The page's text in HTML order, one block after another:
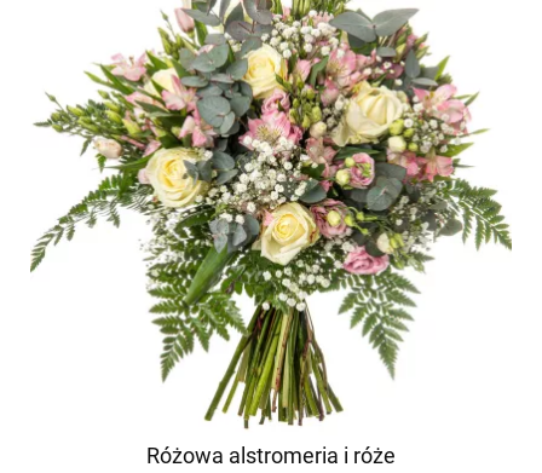
Różowa alstromeria i róże